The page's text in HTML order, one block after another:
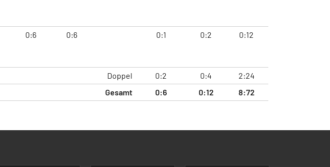
0:6 0:6 0:1 0:2 0:12
Doppel 0:2 0:4
2:24
Gesamt
0:6 0:12 8:72